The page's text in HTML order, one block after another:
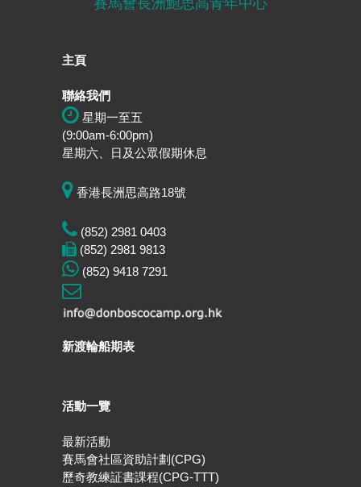
主頁
聯絡我們
星期一至五
(9:00am-6:00pm)
星期六、日及公眾假期休息
香港長洲思高路18號
(852) 2981 0403
(852) 2981 9813
(852) 9418 7291
新渡輪船期表
活動一覽
最新活動
賽馬會社區資助計劃(CPG)
歷奇教練証書課程(CPG-TTT)